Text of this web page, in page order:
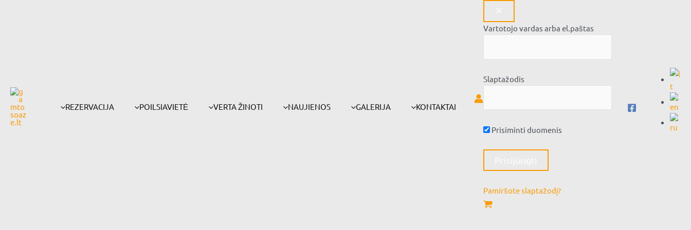
REZERVACIJA POILSIAVIETĖ VERTA ŽINOTI NAUJIENOS GALERIJA KONTAKTAI
Vartotojo vardas arba el.paštas
Slaptažodis
Prisiminti duomenis
Pamiršote slaptažodį?